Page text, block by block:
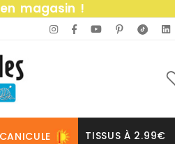
magasin !
CANICULE TISSUS À 2.99€